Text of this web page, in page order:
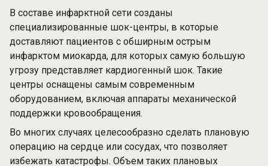
В составе инфарктной сети созданы
специализированные шок-центры, в которые
доставляют пациентов с обширным острым
инфарктом миокарда, для которых самую большую
угрозу представляет кардиогенный шок. Такие
центры оснащены самым современным
оборудованием, включая аппараты механической
поддержки кровообращения.
Во многих случаях целесообразно сделать плановую
операцию на сердце или сосудах, что позволяет
избежать катастрофы. Объем таких плановых